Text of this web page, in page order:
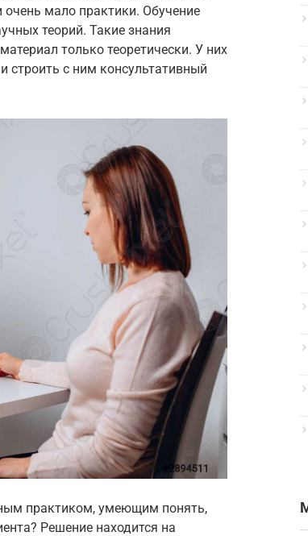
очень мало практики. Обучение
теорий. Такие знания
только теоретически. У них
строить с ним консультативный
практиком, умеющим понять,
Решение находится на